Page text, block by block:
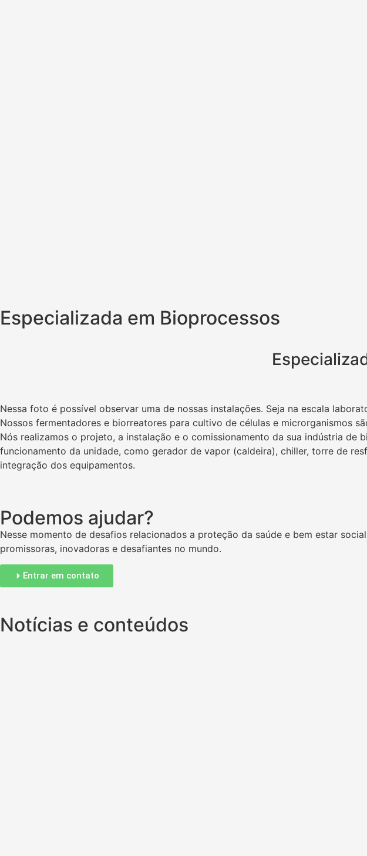
Especializada em Bioprocessos
Nessa foto é possível observar uma de nossas instalações. Seja na escala
Nossos fermentadores e biorreatores para cultivo de células e microrganismos
Nós realizamos o projeto, a instalação e o comissionamento da sua indústria
funcionamento da unidade, como gerador de vapor (caldeira), chiller, torre de
integração dos equipamentos.
Podemos ajudar?
Nesse momento de desafios relacionados a proteção da saúde e bem estar
promissoras, inovadoras e desafiantes no mundo.
Entrar em contato
Notícias e conteúdos